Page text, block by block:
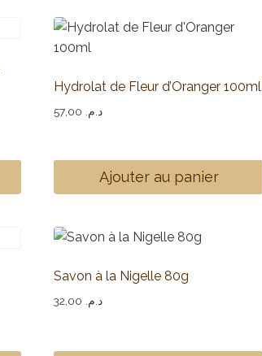
Hydrolat de Fleur d’Oranger 100ml
د.م.
Ajouter au panier
Savon à la Nigelle 80g
د.م.